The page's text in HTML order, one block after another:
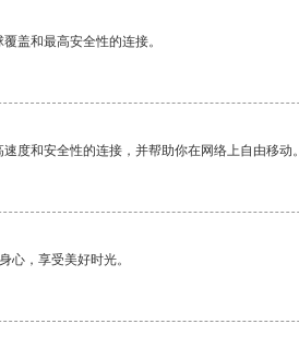
盖和最高安全性的连接。
度和安全性的连接，并帮助你在网络上自由移动。
心，享受美好时光。